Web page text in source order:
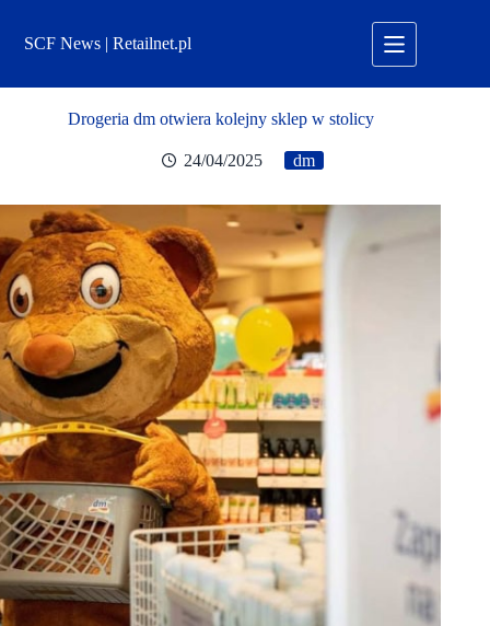
treściSCF News | Retailnet.pl
Drogeria dm otwiera kolejny sklep w stolicy
24/04/2025 dm